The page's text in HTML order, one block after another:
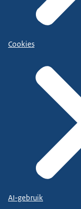
Cookies
AI-gebruik